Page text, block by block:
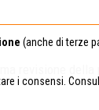
(anche di terze
i consensi.